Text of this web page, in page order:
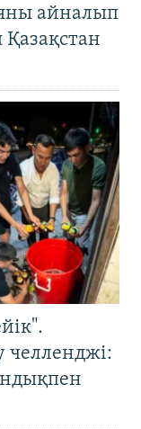
айналып
Қазақстан
челленджі: